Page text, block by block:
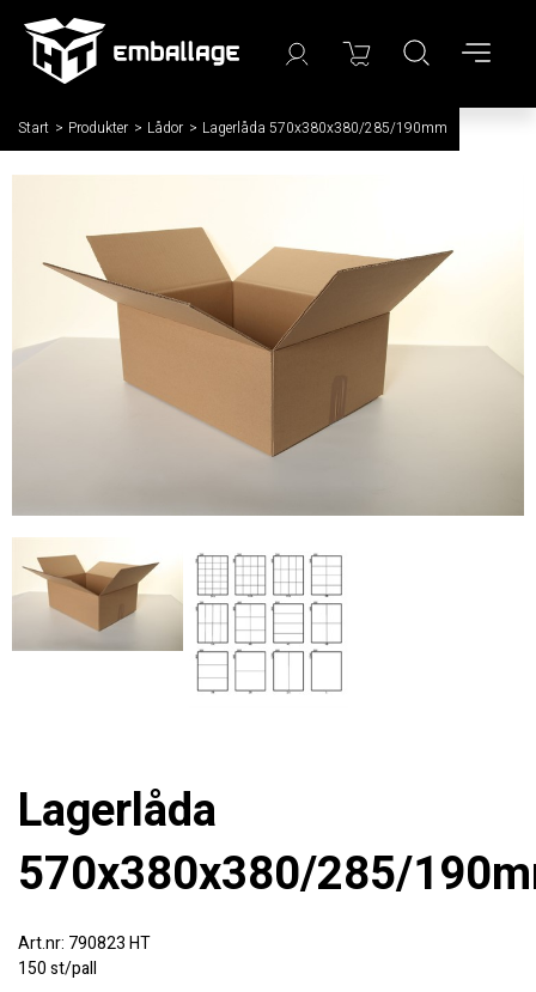
Start / Produkter / Lådor / Lagerlåda 570x380x380/285/190mm
Lagerlåda
570x380x380/285/
790823 HT
150 st/pall